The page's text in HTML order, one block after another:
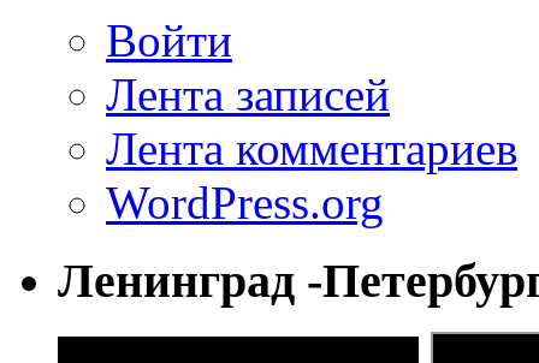
Войти
Лента записей
Лента комментариев
WordPress.org
Ленинград -